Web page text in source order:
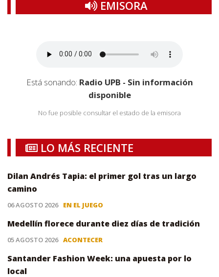
EMISORA
Está sonando: Radio UPB - Sin información
disponible
No fue posible consultar el estado de la emisora
LO MÁS RECIENTE
Dilan Andrés Tapia: el primer gol tras un largo
camino
06 AGOSTO 2026 EN EL JUEGO
Medellín florece durante diez días de tradición
05 AGOSTO 2026 ACONTECER
Santander Fashion Week: una apuesta por lo
local